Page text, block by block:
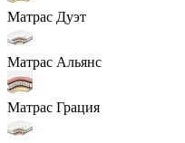
Матрас Дуэт
Матрас Альянс
Матрас Грация